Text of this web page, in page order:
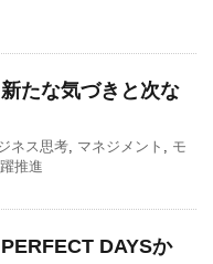
たな気づきと次な
ネス思考, マネジメント , モ
推進
DAYSか